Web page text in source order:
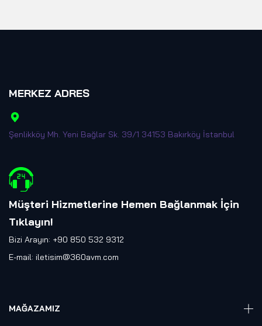
MERKEZ ADRES
Şenlikköy Mh. Yeni Bağlar Sk. 39/1 34153 Bakırköy İstanbul
Müşteri Hizmetlerine Hemen Bağlanmak İçin
Tıklayın!
Bizi Arayın: +90 850 532 9312
E-mail: iletisim@360avm.com
MAĞAZAMIZ